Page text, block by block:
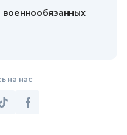
военнообязанных
на нас